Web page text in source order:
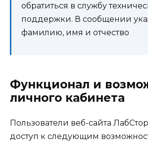
обратиться в службу
поддержки. В сообщении
фамилию, имя и отчество
Функционал и
личного кабинета
Пользователи веб-сайта
доступ к следующим